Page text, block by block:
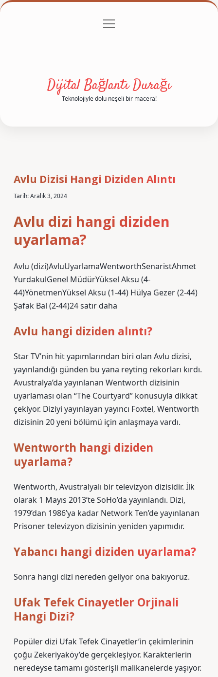
Gizlilik Politikası
menüyü
Dijital Bağlantı Durağı
Teknolojiyle dolu neşeli bir macera!
Avlu Dizisi Hangi Diziden Alıntı
Tarih: Aralık 3, 2024
Avlu dizi hangi diziden
uyarlama?
Avlu (dizi)AvluUyarlamaWentworthSenaristAhmet
YurdakulGenel MüdürYüksel Aksu (4-
44)YönetmenYüksel Aksu (1-44) Hülya Gezer (2-44)
Şafak Bal (2-44)24 satır daha
Avlu hangi diziden alıntı?
Star TV’nin hit yapımlarından biri olan Avlu dizisi,
yayınlandığı günden bu yana reyting rekorları kırdı.
Avustralya’da yayınlanan Wentworth dizisinin
uyarlaması olan “The Courtyard” konusuyla dikkat
çekiyor. Diziyi yayınlayan yayıncı Foxtel, Wentworth
dizisinin 20 yeni bölümü için anlaşmaya vardı.
Wentworth hangi diziden
uyarlama?
Wentworth, Avustralyalı bir televizyon dizisidir. İlk
olarak 1 Mayıs 2013’te SoHo’da yayınlandı. Dizi,
1979’dan 1986’ya kadar Network Ten’de yayınlanan
Prisoner televizyon dizisinin yeniden yapımıdır.
Yabancı hangi diziden uyarlama?
Sonra hangi dizi nereden geliyor ona bakıyoruz.
Ufak Tefek Cinayetler Orjinali
Hangi Dizi?
Popüler dizi Ufak Tefek Cinayetler’in çekimlerinin
çoğu Zekeriyaköy’de gerçekleşiyor. Karakterlerin
neredeyse tamamı gösterişli malikanelerde yaşıyor.